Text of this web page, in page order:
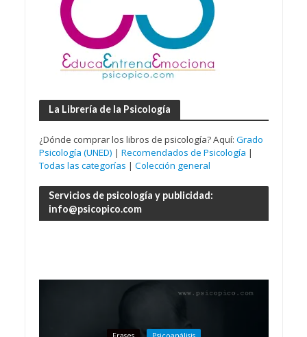
La Librería de la Psicología
¿Dónde comprar los libros de psicología? Aquí: Grado
Psicología (UNED) | Recomendados de Psicología |
Todas las categorías | Colección general
Servicios de psicología y publicidad:
info@psicopico.com